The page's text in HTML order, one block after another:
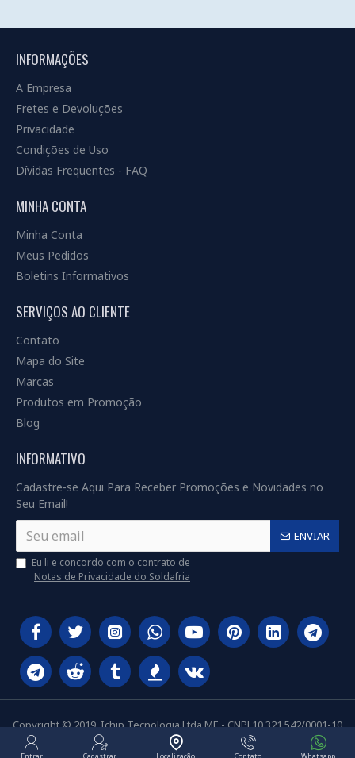
INFORMAÇÕES
A Empresa
Fretes e Devoluções
Privacidade
Condições de Uso
Dívidas Frequentes - FAQ
MINHA CONTA
Minha Conta
Meus Pedidos
Boletins Informativos
SERVIÇOS AO CLIENTE
Contato
Mapa do Site
Marcas
Produtos em Promoção
Blog
INFORMATIVO
Cadastre-se Aqui Para Receber Promoções e Novidades no
Seu Email!
ENVIAR
Eu li e concordo com o contrato de
Notas de Privacidade do Soldafria
Copyright © 2019, Ichip Tecnologia Ltda ME - CNPJ 10.321.542/0001-10
Entrar Cadastrar Localização Contato Whatsapp